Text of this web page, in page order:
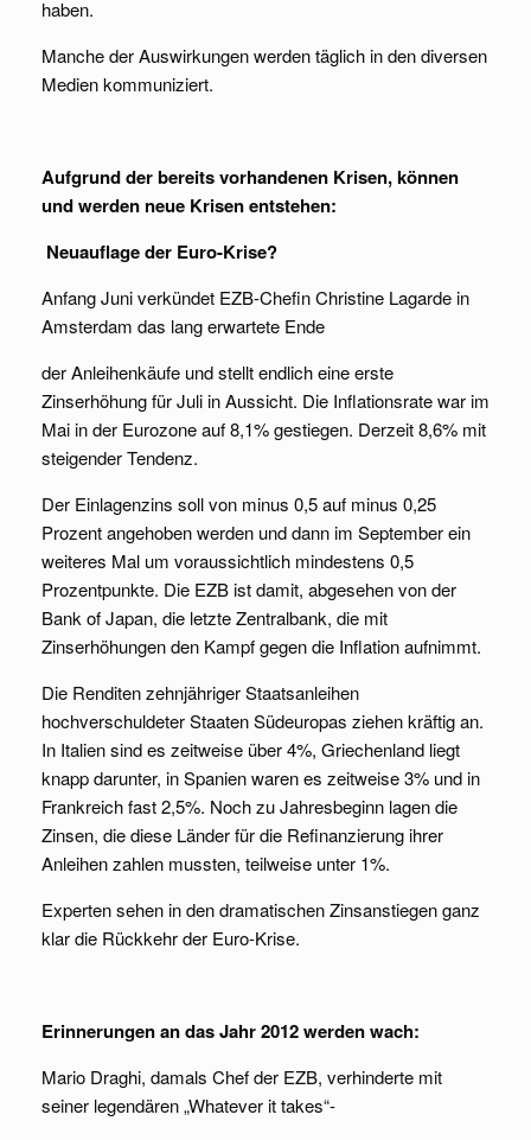
haben.
Manche der Auswirkungen werden täglich in den diversen
Medien kommuniziert.
Aufgrund der bereits vorhandenen Krisen, können
und werden neue Krisen entstehen:
Neuauflage der Euro-Krise?
Anfang Juni verkündet EZB-Chefin Christine Lagarde in
Amsterdam das lang erwartete Ende
der Anleihenkäufe und stellt endlich eine erste
Zinserhöhung für Juli in Aussicht. Die Inflationsrate war im
Mai in der Eurozone auf 8,1% gestiegen. Derzeit 8,6% mit
steigender Tendenz.
Der Einlagenzins soll von minus 0,5 auf minus 0,25
Prozent angehoben werden und dann im September ein
weiteres Mal um voraussichtlich mindestens 0,5
Prozentpunkte. Die EZB ist damit, abgesehen von der
Bank of Japan, die letzte Zentralbank, die mit
Zinserhöhungen den Kampf gegen die Inflation aufnimmt.
Die Renditen zehnjähriger Staatsanleihen
hochverschuldeter Staaten Südeuropas ziehen kräftig an.
In Italien sind es zeitweise über 4%, Griechenland liegt
knapp darunter, in Spanien waren es zeitweise 3% und in
Frankreich fast 2,5%. Noch zu Jahresbeginn lagen die
Zinsen, die diese Länder für die Refinanzierung ihrer
Anleihen zahlen mussten, teilweise unter 1%.
Experten sehen in den dramatischen Zinsanstiegen ganz
klar die Rückkehr der Euro-Krise.
Erinnerungen an das Jahr 2012 werden wach:
Mario Draghi, damals Chef der EZB, verhinderte mit
seiner legendären „Whatever it takes“-